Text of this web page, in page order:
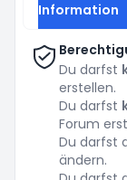
Information
Du darfst
erstellen.
Du darfst
Forum
Du darfst
ändern.